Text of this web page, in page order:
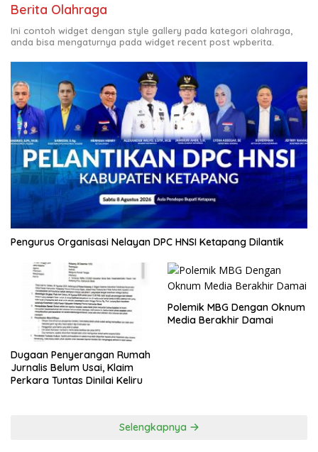
Berita Olahraga
Ini contoh widget dengan style gallery pada kategori olahraga,
anda bisa mengaturnya pada widget recent post wpberita.
Pengurus Organisasi Nelayan DPC HNSI Ketapang Dilantik
Dugaan Penyerangan Rumah
Jurnalis Belum Usai, Klaim
Perkara Tuntas Dinilai Keliru
Polemik MBG Dengan Oknum
Media Berakhir Damai
Selengkapnya